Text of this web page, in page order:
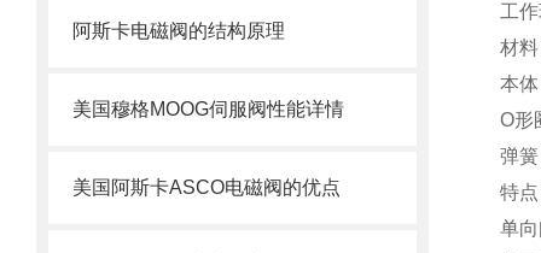
阿斯卡电磁阀的结构原理
美国穆格MOOG伺服阀性能详情
美国阿斯卡ASCO电磁阀的优点
工
材料
本
O形
弹
特点
单